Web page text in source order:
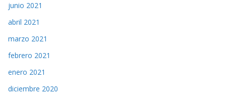
junio 2021
abril 2021
marzo 2021
febrero 2021
enero 2021
diciembre 2020